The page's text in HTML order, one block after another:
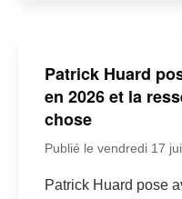
Patrick Huard
en 2026 et la
chose
Publié le vendredi 17
Patrick Huard pose